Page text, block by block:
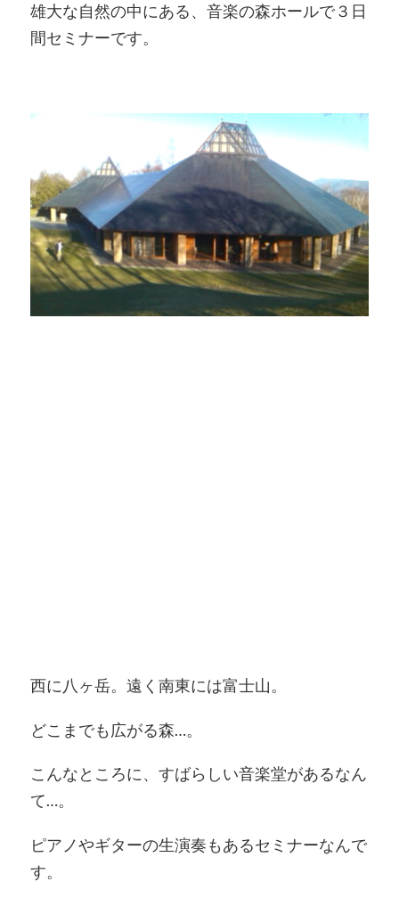
雄大な自然の中にある、音楽の森ホールで３日
間セミナーです。
西に八ヶ岳。遠く南東には富士山。
どこまでも広がる森…。
こんなところに、すばらしい音楽堂があるなん
て…。
ピアノやギターの生演奏もあるセミナーなんで
す。